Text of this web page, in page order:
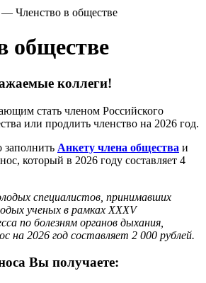
— Членство в обществе
обществе
коллеги!
стать членом Российского
или продлить членство на 2026 год.
заполнить Анкету члена общества и
который в 2026 году составляет 4
специалистов, принимавших
ученых в рамках XXXV
по болезням органов дыхания,
на 2026 год составляет 2 000 рублей.
Вы получаете: